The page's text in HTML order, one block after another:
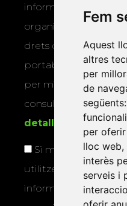
Fem
Aquest
altres
per
de
següents:
per
lloc web,
interès
serveis i
informar-vos dels
organitza la Xarxa
drets d’accés,
portabilitat, limitació
per mitjans físics o
consultar la
detallada sobre
Si marqueu
utilitzem les vostres
informació sobre els